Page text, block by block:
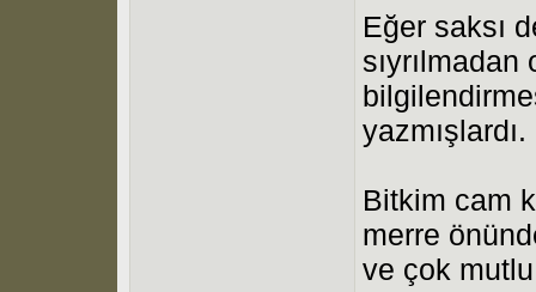
Eğer saksı
yazmışlardı.
Bitkim cam
merre
ve çok